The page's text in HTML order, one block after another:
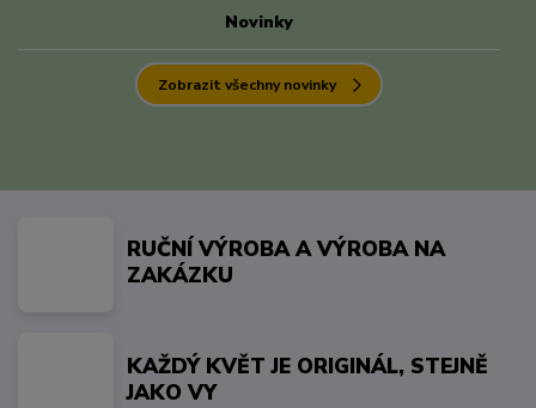
Novinky
Zobrazit všechny novinky
RUČNÍ VÝROBA A VÝROBA NA
ZAKÁZKU
KAŽDÝ KVĚT JE ORIGINÁL, STEJNĚ
JAKO VY